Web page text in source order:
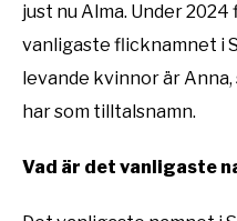
just nu Alma. Under
vanligaste flicknamnet i
levande kvinnor är
har som tilltalsnamn.
Vad är det vanligaste